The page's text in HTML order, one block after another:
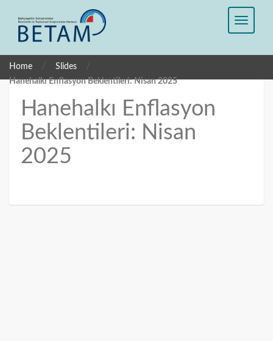
Home / Slides /
Hanehalkı Enflasyon Beklentileri: Nisan 2025
Hanehalkı Enflasyon
Beklentileri: Nisan
2025